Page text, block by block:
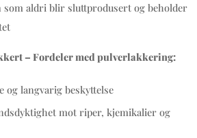
som aldri blir sluttprodusert og beholder
– Fordeler med pulverlakkering:
langvarig beskyttelse
mot riper, kjemikalier og